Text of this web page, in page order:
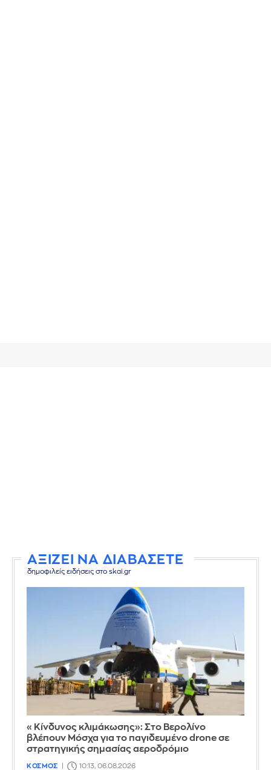
ΑΞΙΖΕΙ ΝΑ ΔΙΑΒΑΣΕΤΕ
δημοφιλείς ειδήσεις στο skai.gr
«Κίνδυνος κλιμάκωσης»: Στο Βερολίνο
βλέπουν Μόσχα για το παγιδευμένο drone σε
στρατηγικής σημασίας αεροδρόμιο
ΚΟΣΜΟΣ 10:13, 06.08.2026